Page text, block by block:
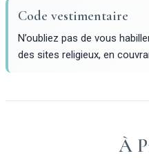
Code vestimentaire
N’oubliez pas de vous
des sites religieux, en
À